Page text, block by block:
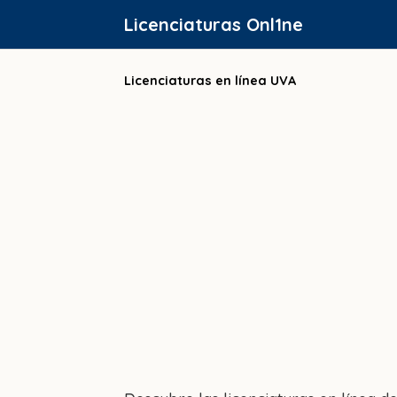
contenido
Licenciaturas Onl1ne
Licenciaturas en línea UVA